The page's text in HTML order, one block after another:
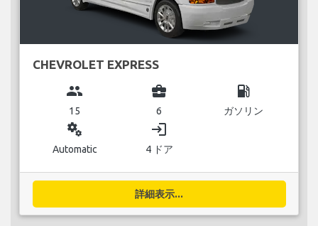
CHEVROLET EXPRESS
group
15
business_center
6
local_gas_station
ガソリン
miscellaneous_services
Automatic
login
4 ドア
詳細表示...